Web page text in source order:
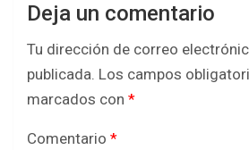
Deja un comentario
Tu dirección de correo
publicada. Los campos
marcados con *
Comentario *